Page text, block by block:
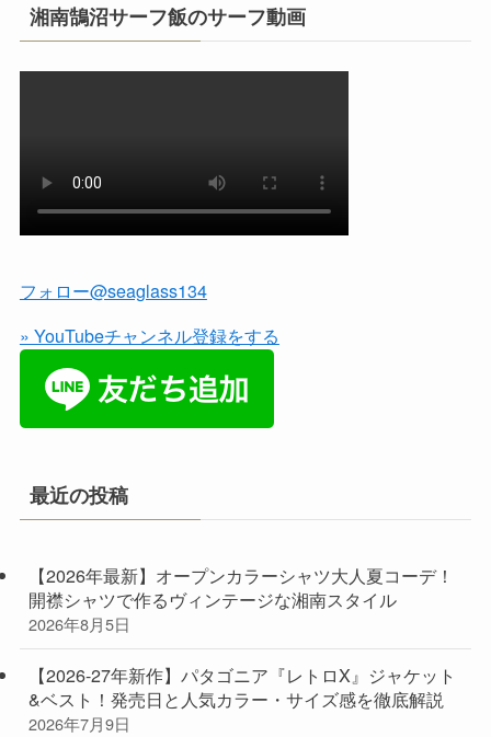
湘南鵠沼サーフ飯のサーフ動画
フォロー@seaglass134
» YouTubeチャンネル登録をする
最近の投稿
【2026年最新】オープンカラーシャツ大人夏コーデ！
開襟シャツで作るヴィンテージな湘南スタイル
2026年8月5日
【2026-27年新作】パタゴニア『レトロX』ジャケット
&ベスト！発売日と人気カラー・サイズ感を徹底解説
2026年7月9日